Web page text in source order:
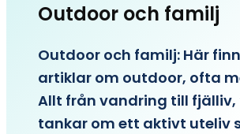
Outdoor och familj
Outdoor och familj: Här
artiklar om outdoor, ofta
Allt från vandring till fjälliv,
tankar om ett aktivt uteliv